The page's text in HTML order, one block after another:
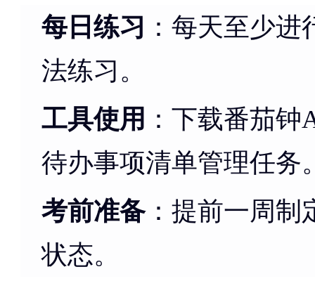
每日练习 ：每天至少
法练习。
工具使用 ：下载番茄钟
待办事项清单管理任务
考前准备：提前一周制
状态。